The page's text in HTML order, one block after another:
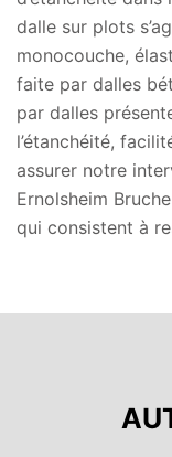
dalle sur plots
monocouche,
faite par dalles
par dalles
l’étanchéité,
assurer notre
Ernolsheim
qui consistent à